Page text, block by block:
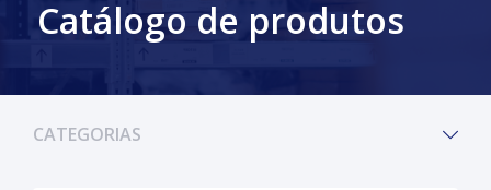
Catálogo de produtos
CATEGORIAS